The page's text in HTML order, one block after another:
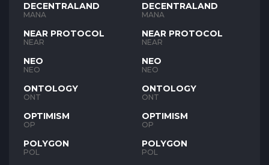
DECENTRALAND
MANA
NEAR PROTOCOL
NEAR
NEO
NEO
ONTOLOGY
ONT
OPTIMISM
OP
POLYGON
POL
DECENTRALAND
MANA
NEAR PROTOCOL
NEAR
NEO
NEO
ONTOLOGY
ONT
OPTIMISM
OP
POLYGON
POL